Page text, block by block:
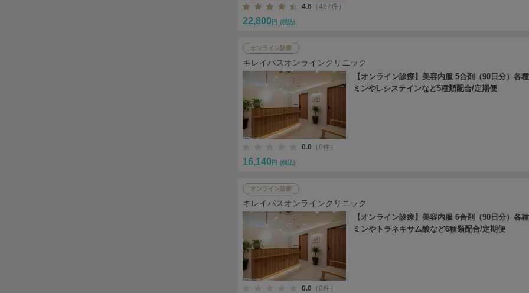
4.6 （487件）
22,800 円 (税込)
オンライン診療
キレイパスオンラインクリニック
【オンライン診療】美容内服 5合剤（90日分）各
ミンやL-システインなど5種類配合/定期便
0.0 （0件）
16,140 円 (税込)
オンライン診療
キレイパスオンラインクリニック
【オンライン診療】美容内服 6合剤（90日分）各
ミンやトラネキサム酸など6種類配合/定期便
0.0 （0件）